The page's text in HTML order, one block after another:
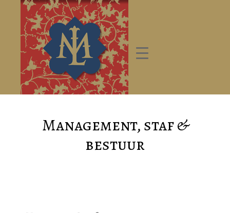
Management, staf &
bestuur